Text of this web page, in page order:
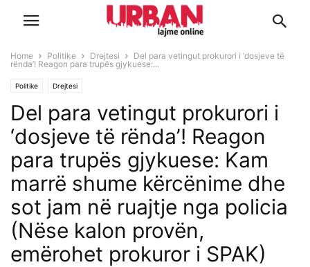
Home Politike Drejtesi
Del para vetingut prokurori i ‘dosjeve të
rënda’! Reagon para trupës gjykuese:...
Politike Drejtesi
Del para vetingut prokurori i
‘dosjeve të rënda’! Reagon
para trupës gjykuese: Kam
marrë shume kërcënime dhe
sot jam në ruajtje nga policia
(Nëse kalon provën,
emërohet prokuror i SPAK)